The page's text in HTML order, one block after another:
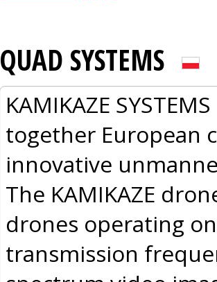
QUAD SYSTEMS
KAMIKAZE
together European
innovative
The KAMIKAZE
drones operating
transmission